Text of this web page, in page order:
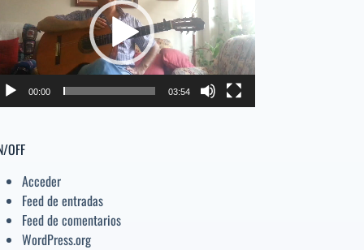
volumen.
00:00 03:54
OFF
Acceder
Feed de entradas
Feed de comentarios
WordPress.org